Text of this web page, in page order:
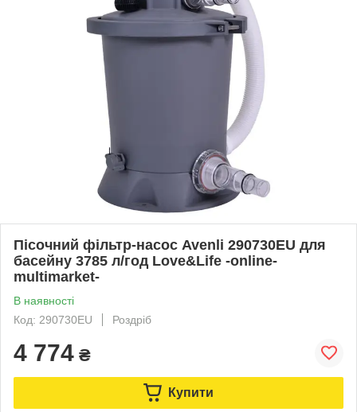
Пісочний фільтр-насос Avenli 290730EU для
басейну 3785 л/год Love&Life -online-
multimarket-
В наявності
Код: 290730EU
Роздріб
4 774 ₴
Купити